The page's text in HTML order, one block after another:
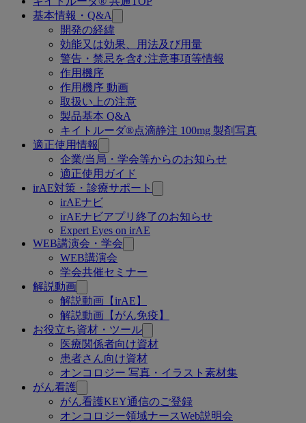
基本情報・Q&A
開発の経緯
効能又は効果、用法及び用量
警告・禁忌を含む注意事項等情報
作用機序
作用機序 動画
取扱い上の注意
製品基本 Q&A
キイトルーダ®点滴静注 100mg 製剤写真
適正使用情報
企業/当局・学会等からのお知らせ
適正使用ガイド
irAE対策・診療サポート
irAEナビ
irAEナビアプリ終了のお知らせ
Expert Eyes on irAE
WEB講演会・学会
WEB講演会
学会共催セミナー
解説動画
解説動画【irAE】
解説動画【がん免疫】
お役立ち資材・ツール
医療関係者向け資材
患者さん向け資材
オンコロジー 写真・イラスト素材集
がん看護
がん看護KEY通信のご登録
オンコロジー領域ナースWeb説明会